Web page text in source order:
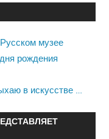
музее
рождения
в искусстве …